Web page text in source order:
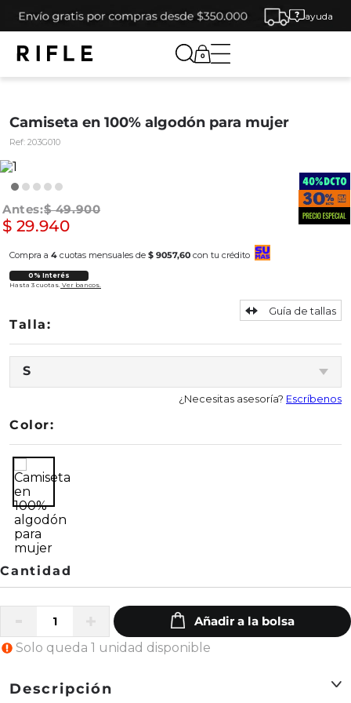
ayuda
0
Camiseta en 100% algodón para mujer
Ref: 203G010
$ 49.900
$ 29.940
Compra a 4 cuotas mensuales de $ 9057,60 con tu crédito
0% Interés
Hasta 3 cuotas. Ver bancos.
S
Guía de tallas
¿Necesitas asesoría? Escríbenos
Color:
Solo queda 1 unidad disponible
Descripción